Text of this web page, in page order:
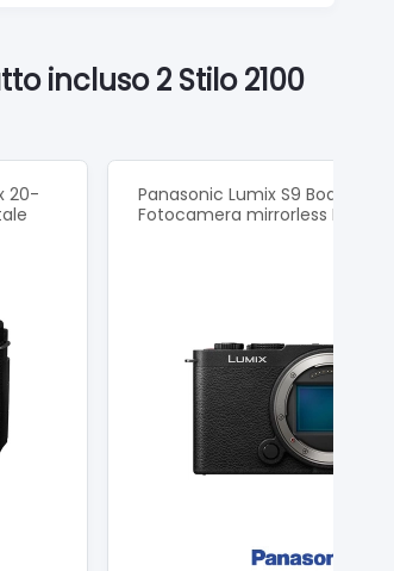
incluso 2 Stilo 2100
20-
Panasonic Lumix S9 Body
Fotocamera mirrorless DC-S9